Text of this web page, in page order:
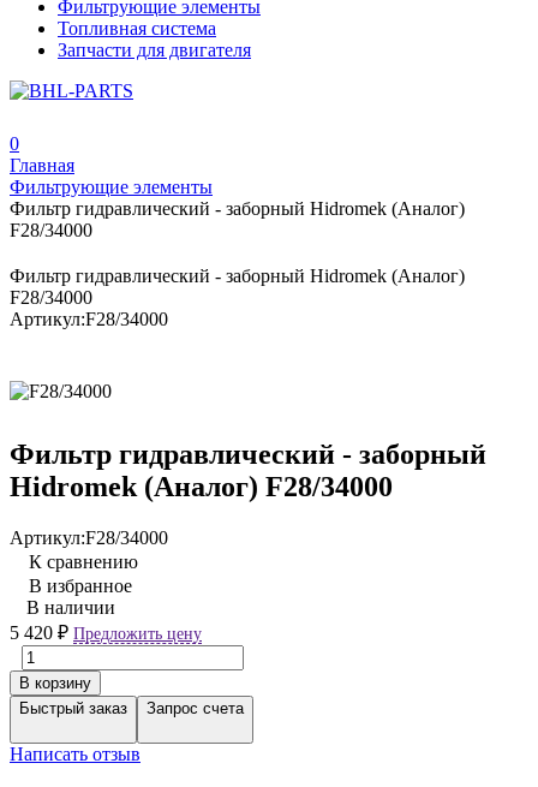
Фильтрующие элементы
Топливная система
Запчасти для двигателя
0
Главная
Фильтрующие элементы
Фильтр гидравлический - заборный Hidromek (Аналог)
F28/34000
Фильтр гидравлический - заборный Hidromek (Аналог)
F28/34000
Артикул:F28/34000
Фильтр гидравлический - заборный
Hidromek (Аналог) F28/34000
Артикул:F28/34000
К сравнению
В избранное
В наличии
5 420 ₽ Предложить цену
В корзину
Быстрый заказ
Запрос счета
Написать отзыв